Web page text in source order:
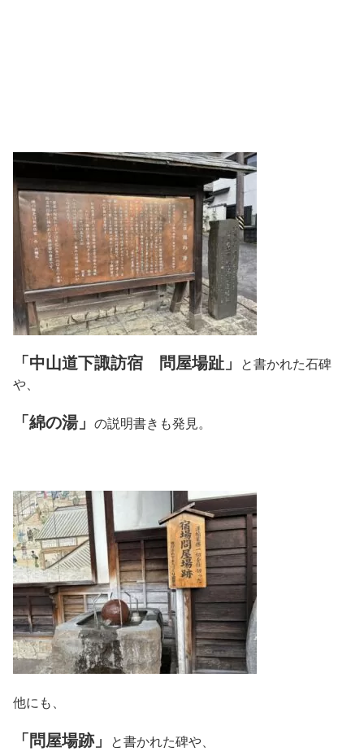
「中山道下諏訪宿 問屋場趾」
と書かれた石碑
や、
「綿の湯」 の説明書きも発見。
他にも、
「問屋場跡」 と書かれた碑や、